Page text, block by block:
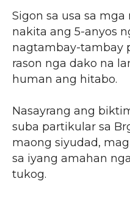
Sigon sa usa sa
nakita ang 5-anyos
nagtambay-tambay
rason nga dako na
human ang hitabo.
Nasayrang ang
suba partikular sa
maong siyudad,
sa iyang amahan
tukog.